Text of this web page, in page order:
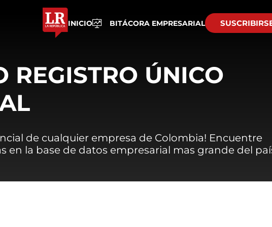
INICIO BITÁCORA EMPRESARIAL
REGISTRO ÚNICO
de cualquier empresa de Colombia! Encuentre
en la base de datos empresarial mas grande del